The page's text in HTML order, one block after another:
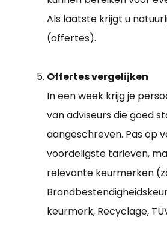
Als laatste krijgt u
(offertes).
Offertes vergelijken
In een week krijg je
van adviseurs die goed
aangeschreven. Pas op
voordeligste tarieven,
relevante keurmerken
keurmerk, Recyclage,